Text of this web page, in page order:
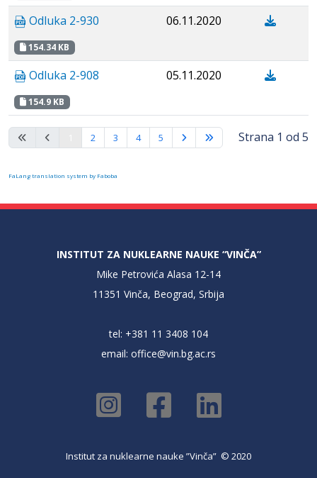
Odluka 2-930
154.34 KB
06.11.2020
Odluka 2-908
154.9 KB
05.11.2020
Strana 1 od 5
2 3 4 5
FaLang translation system by Faboba
INSTITUT ZA NUKLEARNE NAUKE “VINČA”
Mike Petrovića Alasa 12-14
11351 Vinča, Beograd, Srbija
tel: +381 11 3408 104
email: office@vin.bg.ac.rs
Institut za nuklearne nauke ”Vinča” © 2020